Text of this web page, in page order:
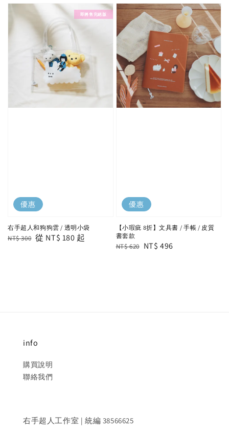
優惠
即將售完絕版
右手超人和狗狗雲 / 透明小袋
Regular
NT$ 300 Sale
從 NT$ 180 起
優惠
【小瑕疵 8折】文具書 / 手帳 / 皮質
書套款
Regular
NT$ 620 Sale
NT$ 496
info
購買說明
聯絡我們
右手超人工作室 | 統編 38566625